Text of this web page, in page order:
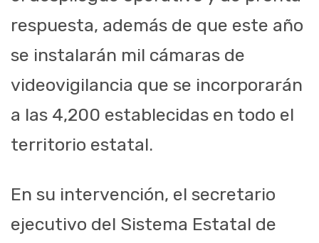
respuesta, además de que este año
se instalarán mil cámaras de
videovigilancia que se incorporarán
a las 4,200 establecidas en todo el
territorio estatal.
En su intervención, el secretario
ejecutivo del Sistema Estatal de